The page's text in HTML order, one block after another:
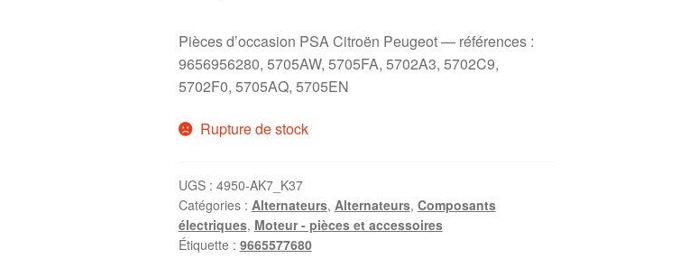
Pièces d’occasion PSA Citroën Peugeot — références :
9656956280, 5705AW, 5705FA, 5702A3, 5702C9,
5702F0, 5705AQ, 5705EN
Rupture de stock
UGS : 4950-AK7_K37
Catégories : Alternateurs, Alternateurs, Composants
électriques, Moteur - pièces et accessoires
Étiquette : 9665577680